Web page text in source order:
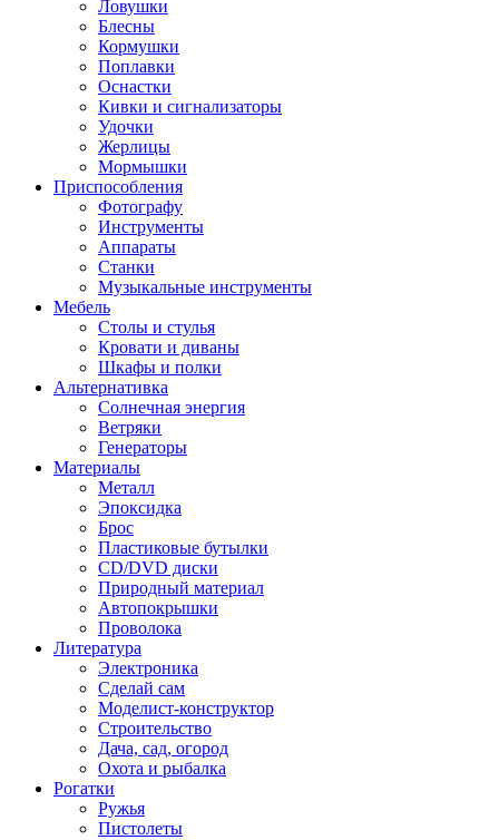
Ловушки
Блесны
Кормушки
Поплавки
Оснастки
Кивки и сигнализаторы
Удочки
Жерлицы
Мормышки
Приспособления
Фотографу
Инструменты
Аппараты
Станки
Музыкальные инструменты
Мебель
Столы и стулья
Кровати и диваны
Шкафы и полки
Альтернативка
Солнечная энергия
Ветряки
Генераторы
Материалы
Металл
Эпоксидка
Брос
Пластиковые бутылки
CD/DVD диски
Природный материал
Автопокрышки
Проволока
Литература
Электроника
Сделай сам
Моделист-конструктор
Строительство
Дача, сад, огород
Охота и рыбалка
Рогатки
Ружья
Пистолеты